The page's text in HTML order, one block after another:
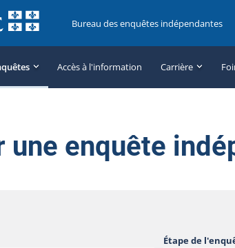
Bureau des enquêtes indépendantes
Accès à l'information Carrière
une enquête
Étape de